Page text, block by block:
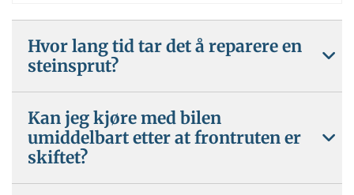
Hvor lang tid tar det å reparere en
steinsprut?
Kan jeg kjøre med bilen
umiddelbart etter at frontruten er
skiftet?